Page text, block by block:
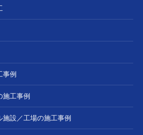
事例
施工事例
施設／工場の施工事例